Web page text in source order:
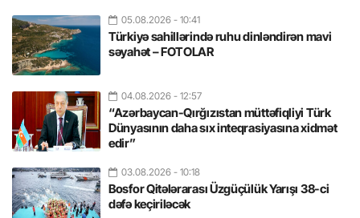
05.08.2026 - 10:41
Türkiyə sahillərində ruhu dinləndirən mavi
səyahət – FOTOLAR
04.08.2026 - 12:57
“Azərbaycan-Qırğızıstan müttəfiqliyi Türk
Dünyasının daha sıx inteqrasiyasına xidmət
edir”
03.08.2026 - 10:18
Bosfor Qitələrarası Üzgüçülük Yarışı 38-ci
dəfə keçiriləcək